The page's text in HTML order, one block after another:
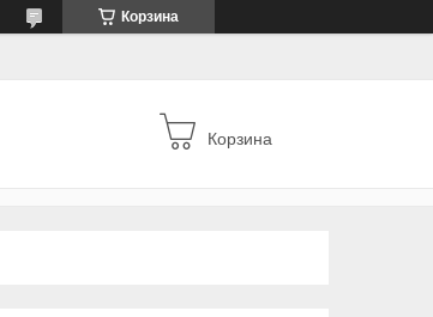
Корзина
Корзина